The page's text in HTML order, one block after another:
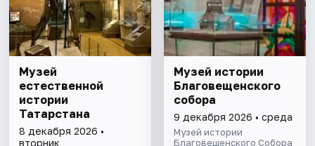
Музей
естественной
истории
Татарстана
8 декабря 2026 •
вторник
Музей истории
Благовещенского
собора
9 декабря 2026 • среда
Музей истории
Благовещенского Собора